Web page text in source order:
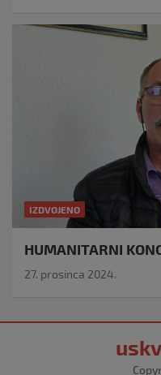
IZDVOJENO
HUMANITARNI
27. prosinca 2024.